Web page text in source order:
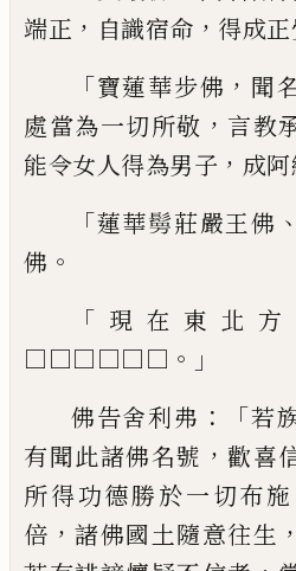
端正 ， 自識宿命 ， 得成正
「寶蓮華步佛 ， 聞
處當為一切所敬 ， 言教
能令女人得為男子 ， 成
「蓮華𮫉莊嚴王佛 、
佛 。
「 現在東北
□□□□□□ 。」
佛告舍利弗 ：「若
有聞此諸佛名號 ， 歡喜
所得功德勝於一切布施
倍 ，諸佛國土隨意往生 ，